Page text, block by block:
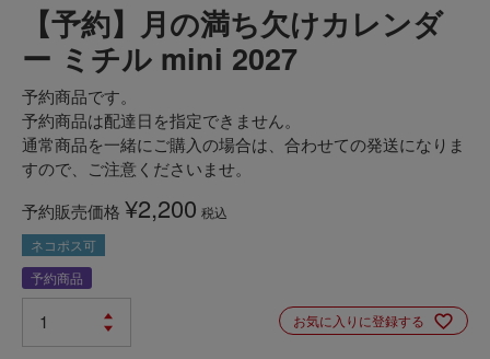
【予約】月の満ち欠けカレンダ
ー ミチル mini 2027
予約商品です。
予約商品は配達日を指定できません。
通常商品を一緒にご購入の場合は、合わせての発送になりま
すので、ご注意くださいませ。
予約販売価格 ¥2,200 税込
ネコポス可
予約商品
お気に入りに登録する